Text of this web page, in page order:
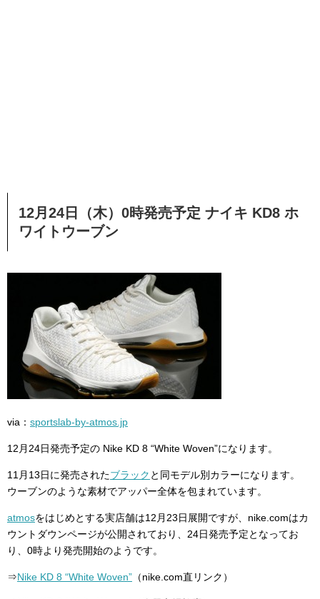
12月24日（木）0時発売予定 ナイキ KD8 ホ
ワイトウーブン
via： sportslab-by-atmos.jp
12月24日発売予定の Nike KD 8 “White Woven”になります。
11月13日に発売されたブラック と同モデル別カラーになります。
ウーブンのような素材でアッパー全体を包まれています。
atmosをはじめとする実店舗は12月23日展開ですが、nike.comはカ
ウントダウンページが公開されており、24日発売予定となってお
り、0時より発売開始のようです。
⇒Nike KD 8 “White Woven” （nike.com直リンク）